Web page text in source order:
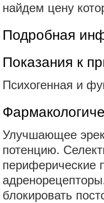
найдем цену
Подробная
Показания к
Психогенная и
Улучшающее
потенцию.
периферические
блокировать